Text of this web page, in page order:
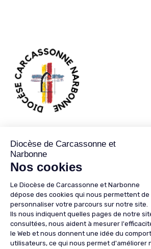
11890 CARCASSONNE CEDEX 9
04 68 47 05 31
04 68 47 05 31
communication@aude.catholique.fr
Cellule d’écoute
Je m'abonne à la
Newsletter